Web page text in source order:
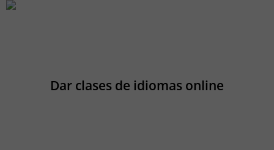
Dar clases de idiomas online